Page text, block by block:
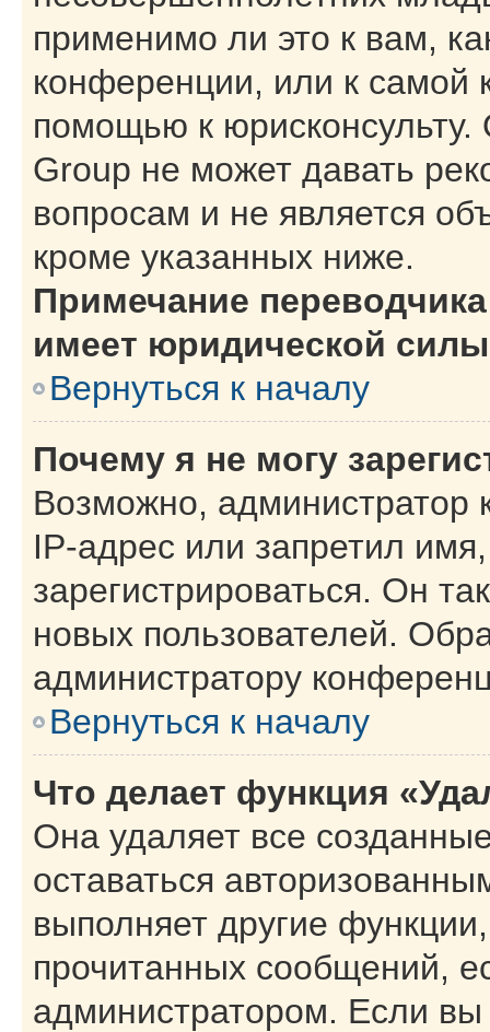
применимо ли это к вам,
конференции, или к самой
помощью к
Group не может давать
вопросам и не является
кроме указанных ниже.
Примечание
имеет юридической
Вернуться к началу
Почему я не могу
Возможно, администратор
IP-адрес или запретил
зарегистрироваться. Он
новых пользователей.
администратору
Вернуться к началу
Что делает функция
Она удаляет все
оставаться
выполняет другие
прочитанных сообщений,
администратором. Если